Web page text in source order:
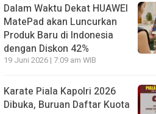
Dalam Waktu Dekat HUAWEI
MatePad akan Luncurkan
Produk Baru di Indonesia
dengan Diskon 42%
19 Juni 2026 | 7:09 am WIB
Karate Piala Kapolri 2026
Dibuka, Buruan Daftar Kuota